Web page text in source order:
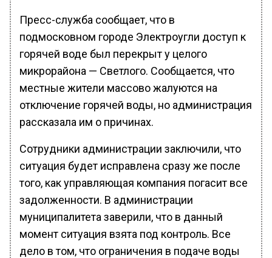
Пресс-служба сообщает, что в
подмосковном городе Электроугли доступ к
горячей воде был перекрыт у целого
микрорайона — Светлого. Сообщается, что
местные жители массово жалуются на
отключение горячей воды, но администрация
рассказала им о причинах.
Сотрудники администрации заключили, что
ситуация будет исправлена сразу же после
того, как управляющая компания погасит все
задолженности. В администрации
муниципалитета заверили, что в данный
момент ситуация взята под контроль. Все
дело в том, что ограничения в подаче воды